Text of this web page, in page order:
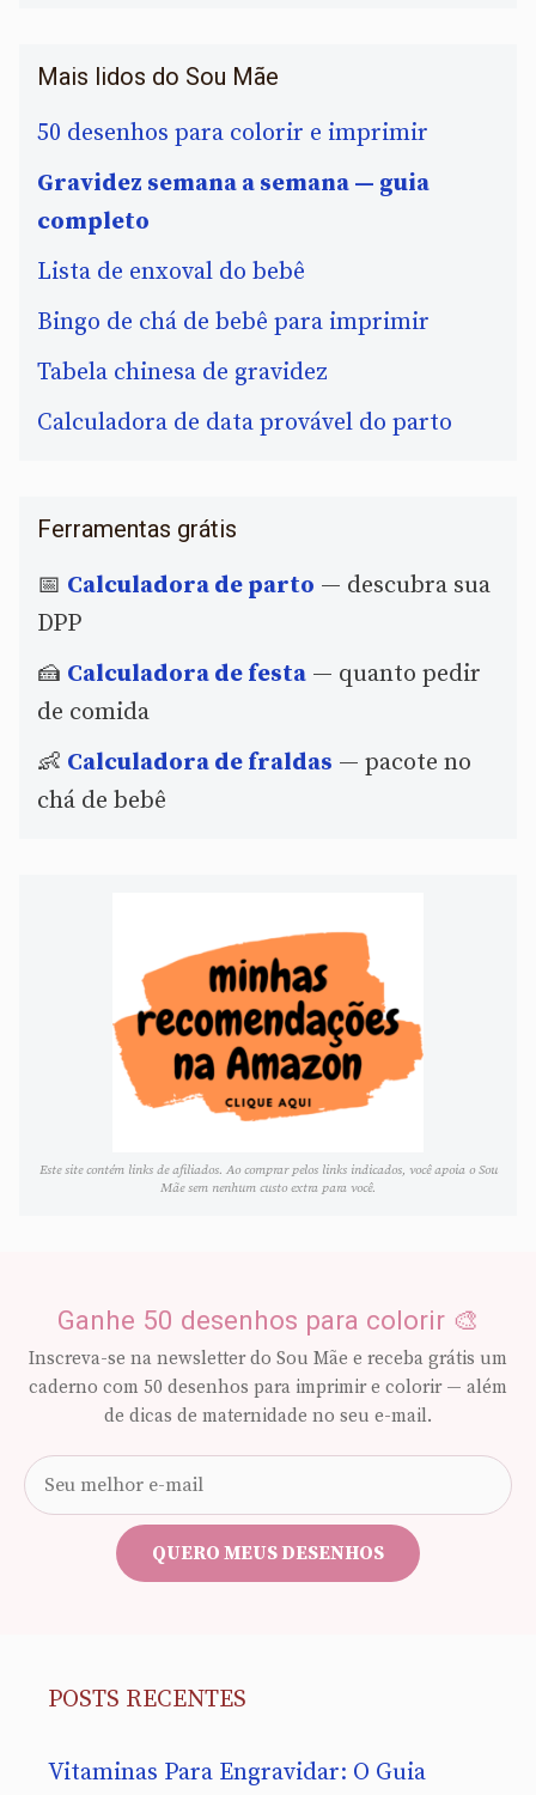
Mais lidos do Sou Mãe
50 desenhos para colorir e imprimir
Gravidez semana a semana — guia
completo
Lista de enxoval do bebê
Bingo de chá de bebê para imprimir
Tabela chinesa de gravidez
Calculadora de data provável do parto
Ferramentas grátis
📅 Calculadora de parto — descubra sua
DPP
🍰 Calculadora de festa — quanto pedir
de comida
👶 Calculadora de fraldas — pacote no
chá de bebê
Este site contém links de afiliados. Ao comprar pelos links indicados, você apoia o Sou
Mãe sem nenhum custo extra para você.
Ganhe 50 desenhos para colorir 🎨
Inscreva-se na newsletter do Sou Mãe e receba grátis um
caderno com 50 desenhos para imprimir e colorir — além
de dicas de maternidade no seu e-mail.
e-
mail
QUERO MEUS DESENHOS
POSTS RECENTES
Vitaminas Para Engravidar: O Guia